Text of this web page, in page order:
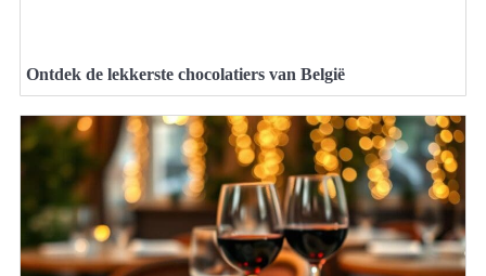
Ontdek de lekkerste chocolatiers van België